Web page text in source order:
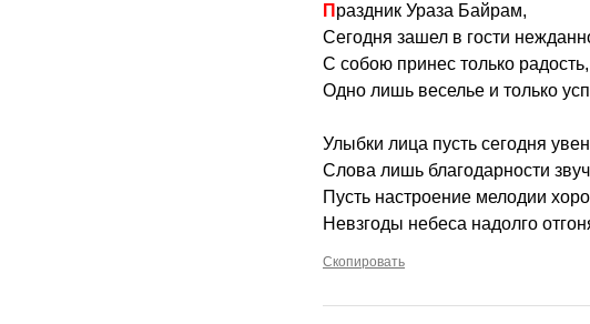
Праздник Ураза Байрам,
Сегодня зашел в гости
С собою принес только радость,
Одно лишь веселье и только
Улыбки лица пусть сегодня
Слова лишь благодарности
Пусть настроение мелодии
Невзгоды небеса надолго
Скопировать